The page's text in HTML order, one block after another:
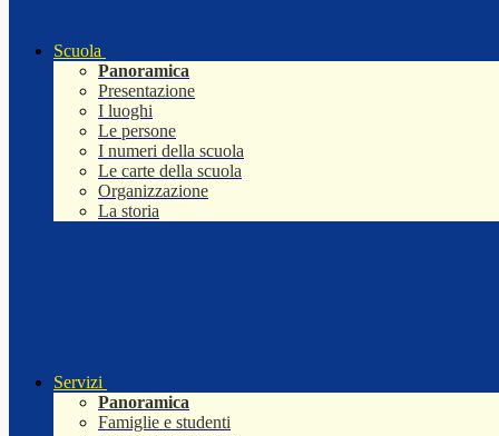
Scuola
Panoramica
Presentazione
I luoghi
Le persone
I numeri della scuola
Le carte della scuola
Organizzazione
La storia
Servizi
Panoramica
Famiglie e studenti